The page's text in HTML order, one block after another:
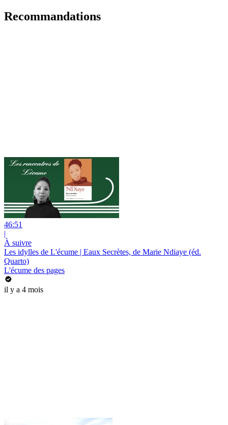
Recommandations
46:51
|
À suivre
Les idylles de L'écume | Eaux Secrètes, de Marie Ndiaye (éd.
Quarto)
L'écume des pages
il y a 4 mois